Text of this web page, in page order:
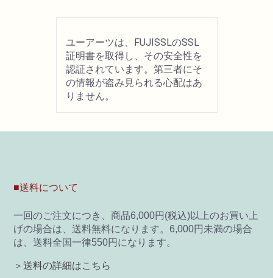
ユーアーツは、FUJISSLのSSL
証明書を取得し、その安全性を
認証されています。第三者にそ
の情報が盗み見られる心配はあ
りません。
■送料について
一回のご注文につき、商品6,000円(税込)以上のお買い上
げの場合は、送料無料になります。6,000円未満の場合
は、送料全国一律550円になります。
＞送料の詳細はこちら
筆
画材用具
雑貨